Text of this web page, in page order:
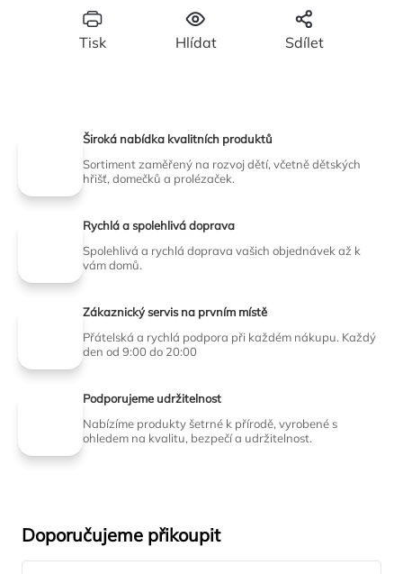
Tisk Hlídat Sdílet
Široká nabídka kvalitních produktů
Sortiment zaměřený na rozvoj dětí, včetně dětských
hřišť, domečků a prolézaček.
Rychlá a spolehlivá doprava
Spolehlivá a rychlá doprava vašich objednávek až k
vám domů.
Zákaznický servis na prvním místě
Přátelská a rychlá podpora při každém nákupu. Každý
den od 9:00 do 20:00
Podporujeme udržitelnost
Nabízíme produkty šetrné k přírodě, vyrobené s
ohledem na kvalitu, bezpečí a udržitelnost.
Doporučujeme přikoupit